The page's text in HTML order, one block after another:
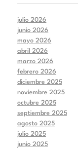
julio 2026
junio 2026
mayo 2026
abril 2026
marzo 2026
febrero 2026
diciembre 2025
noviembre 2025
octubre 2025
septiembre 2025
agosto 2025
julio 2025
junio 2025